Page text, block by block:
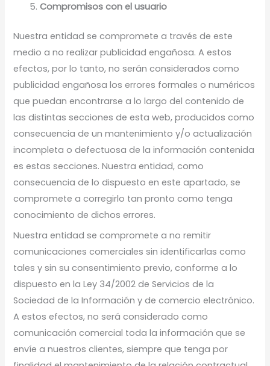
Compromisos con el usuario
Nuestra entidad se compromete a través de este
medio a no realizar publicidad engañosa. A estos
efectos, por lo tanto, no serán considerados como
publicidad engañosa los errores formales o numéricos
que puedan encontrarse a lo largo del contenido de
las distintas secciones de esta web, producidos como
consecuencia de un mantenimiento y/o actualización
incompleta o defectuosa de la información contenida
es estas secciones. Nuestra entidad, como
consecuencia de lo dispuesto en este apartado, se
compromete a corregirlo tan pronto como tenga
conocimiento de dichos errores.
Nuestra entidad se compromete a no remitir
comunicaciones comerciales sin identificarlas como
tales y sin su consentimiento previo, conforme a lo
dispuesto en la Ley 34/2002 de Servicios de la
Sociedad de la Información y de comercio electrónico.
A estos efectos, no será considerado como
comunicación comercial toda la información que se
envíe a nuestros clientes, siempre que tenga por